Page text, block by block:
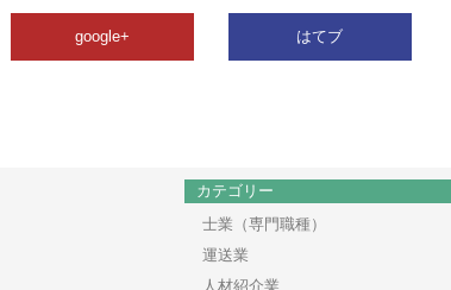
google+ はてブ
カテゴリー
士業（専門職種）
運送業
人材紹介業